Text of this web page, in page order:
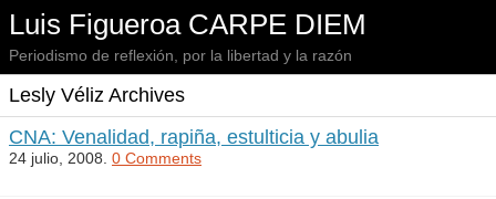
Luis Figueroa CARPE DIEM
Periodismo de reflexión, por la libertad y la razón
Lesly Véliz Archives
CNA: Venalidad, rapiña, estulticia y abulia
24 julio, 2008. 0 Comments